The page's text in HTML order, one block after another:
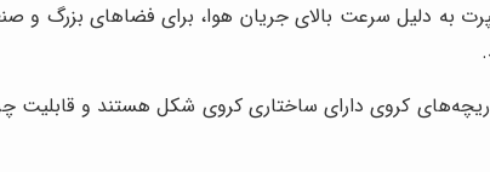
به دلیل سرعت بالای جریان هوا، برای فضاهای بزرگ و